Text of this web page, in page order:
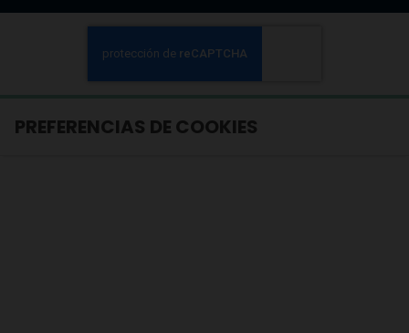
PREFERENCIAS DE COOKIES